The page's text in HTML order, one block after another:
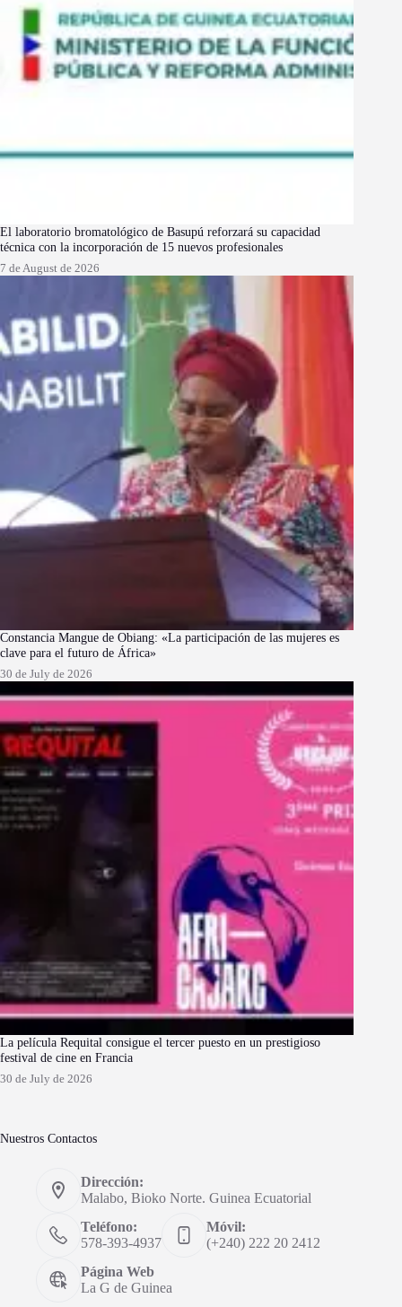
El laboratorio bromatológico de Basupú reforzará su capacidad
técnica con la incorporación de 15 nuevos profesionales
7 de August de 2026
Constancia Mangue de Obiang: «La participación de las mujeres es
clave para el futuro de África»
30 de July de 2026
La película Requital consigue el tercer puesto en un prestigioso
festival de cine en Francia
30 de July de 2026
Nuestros Contactos
Dirección:
Malabo, Bioko Norte. Guinea Ecuatorial
Teléfono:
578-393-4937
Móvil:
(+240) 222 20 2412
Página Web
La G de Guinea